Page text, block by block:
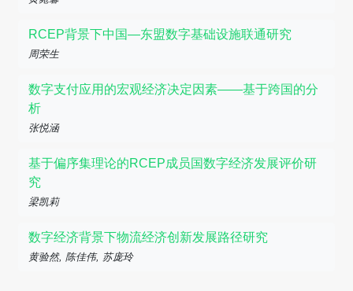
RCEP背景下中国—东盟数字基础设施联通研究
周荣生
数字支付应用的宏观经济决定因素——基于跨国的分
析
张悦涵
基于偏序集理论的RCEP成员国数字经济发展评价研
究
梁凯莉
数字经济背景下物流经济创新发展路径研究
黄验然, 陈佳伟, 苏庞玲